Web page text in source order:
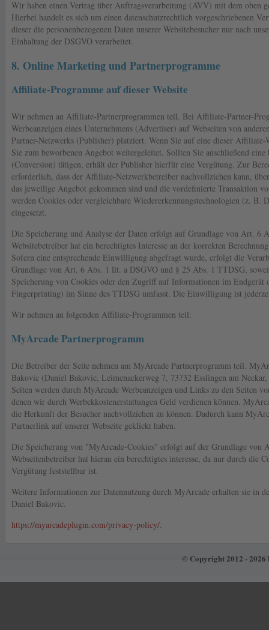
Wir haben einen Vertrag über Auftragsverarbeitung (AVV) mit dem oben
Hierbei handelt es sich um einen datenschutzrechtlich vorgeschriebenen
dieser die personenbezogenen Daten unserer Websitebesucher nur nach
Einhaltung der DSGVO verarbeitet.
8. Online Marketing und Partnerprogramme
Affiliate-Programme auf dieser Website
Wir nehmen an Affiliate-Partnerprogrammen teil. Bei Affiliate-Partner-
Werbeanzeigen eines Unternehmens (Advertiser) auf Webseiten von
Partner-Netzwerks (Publisher) platziert. Wenn Sie auf eine dieser Affiliate-
Sie zum beworbenen Angebot weitergeleitet. Sollten Sie anschließend
(Conversion) tätigen, erhält der Publisher hierfür eine Vergütung. Zur
erforderlich, dass der Affiliate-Netzwerkbetreiber nachvollziehen kann,
das jeweilige Angebot gekommen sind und die vordefinierte Transaktion
werden Cookies oder vergleichbare Wiedererkennungstechnologien (z. B.
eingesetzt.
Die Speicherung und Analyse der Daten erfolgt auf Grundlage von Art. 6
Websitebetreiber hat ein berechtigtes Interesse an der korrekten
Sofern eine entsprechende Einwilligung abgefragt wurde, erfolgt die
Grundlage von Art. 6 Abs. 1 lit. a DSGVO und § 25 Abs. 1 TTDSG,
Speicherung von Cookies oder den Zugriff auf Informationen im Endgerät
Fingerprinting) im Sinne des TTDSG umfasst. Die Einwilligung ist
Wir nehmen an folgenden Affiliate-Programmen teil:
MyArcade Partnerprogramm
Die Betreiber der Seite nehmen am MyArcade Partnerprogramm teil.
Bakovic (Daniel Bakovic, Leimenackerweg 7, 73732 Esslingen am
Seiten werden durch MyArcade Werbeanzeigen und Links zu den Seiten
denen wir durch Werbekkostenerstattungen Geld verdienen können.
die Herkunft der Besucher nachvollziehen zu können. Dadurch kann
Partnerlink auf unserer Webseite geklickt haben.
Die Speicherung von "MyArcade-Cookies" erfolgt auf der Grundlage
Webseitenbetreiber hat hieran ein berechtigtes interesse, da nur durch die
Vergütung feststellbar ist.
Weitere Informationen zur Datennutzung durch MyArcade erhalten sie in
Daniel Bakovic.
https://myarcadeplugin.com/privacy-policy/.
© Copyright 2012 - 2026